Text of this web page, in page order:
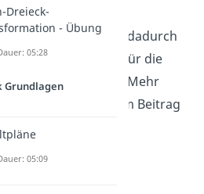
Richtung zeigen. Im
ändern sich dadurch
der Pfeile für die
und Ströme. Mehr
findest du in unserem Beitrag
.
Dreieck-
- Übung
05:28
Grundlagen
05:09